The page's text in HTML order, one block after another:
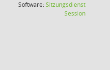
Software:Sitzungsdienst
Session(Wird in